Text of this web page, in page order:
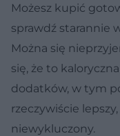
Możesz kupić
sprawdź starannie
Można się
się, że to
dodatków, w tym
rzeczywiście
niewykluczony.